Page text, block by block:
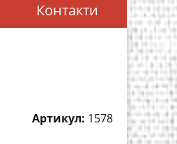
Контакти
Артикул: 1578